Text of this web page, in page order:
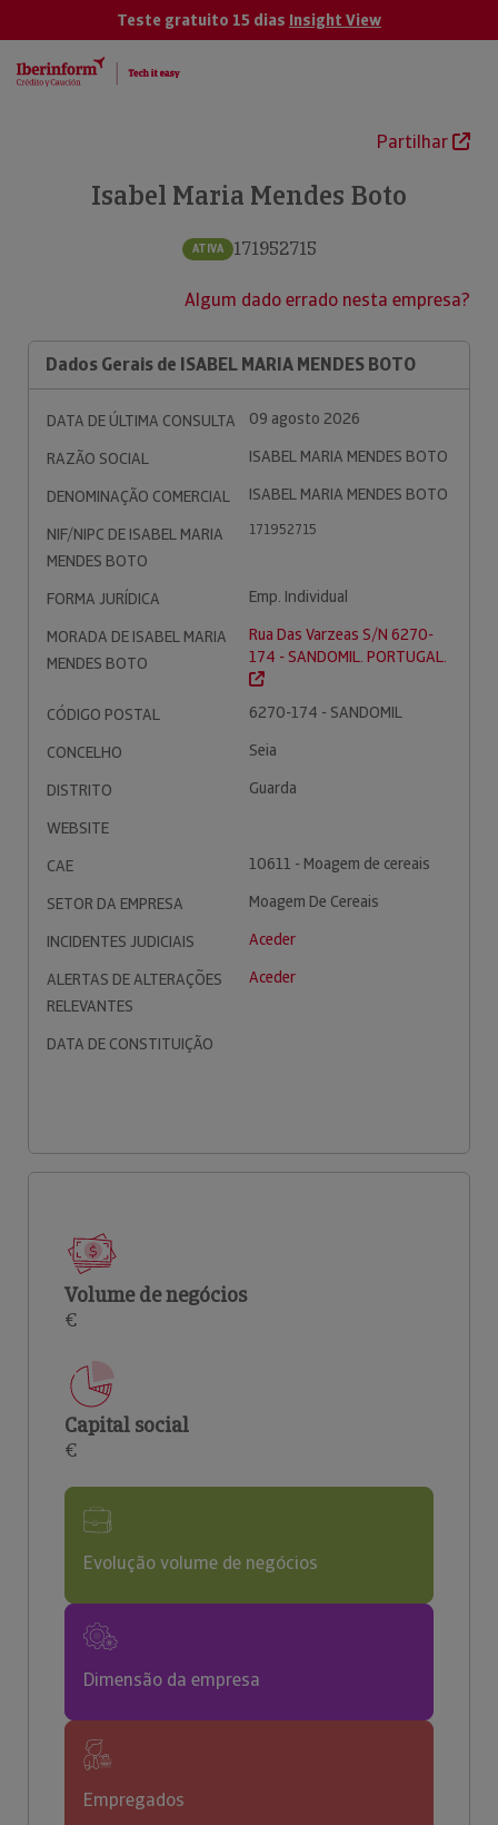
Teste gratuito 15 dias Insight View
Partilhar
Isabel Maria Mendes Boto
ATIVA 171952715
Algum dado errado nesta empresa?
Dados Gerais de ISABEL MARIA MENDES BOTO
DATA DE ÚLTIMA CONSULTA
09 agosto 2026
RAZÃO SOCIAL
ISABEL MARIA MENDES BOTO
DENOMINAÇÃO COMERCIAL
ISABEL MARIA MENDES BOTO
NIF/NIPC DE ISABEL MARIA
MENDES BOTO
171952715
FORMA JURÍDICA
Emp. Individual
MORADA DE ISABEL MARIA
MENDES BOTO
Rua Das Varzeas S/N 6270-
174 - SANDOMIL. PORTUGAL.
CÓDIGO POSTAL
6270-174 - SANDOMIL
CONCELHO
Seia
DISTRITO
Guarda
WEBSITE
CAE
10611 - Moagem de cereais
SETOR DA EMPRESA
Moagem De Cereais
INCIDENTES JUDICIAIS
Aceder
ALERTAS DE ALTERAÇÕES
RELEVANTES
Aceder
DATA DE CONSTITUIÇÃO
Volume de negócios
€
Capital social
€
Evolução volume de negócios
Dimensão da empresa
Empregados